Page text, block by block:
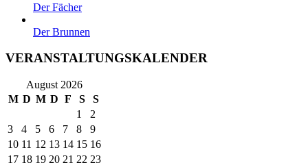
Der Fächer
Der Brunnen
VERANSTALTUNGSKALENDER
August 2026
M D M D F S S
1
2
3
4 5 6 7 8
9
10 11 12 13 14 15 16
17 18 19 20 21 22 23